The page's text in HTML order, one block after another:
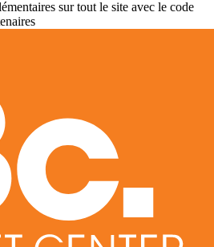
sur tout le site avec le code